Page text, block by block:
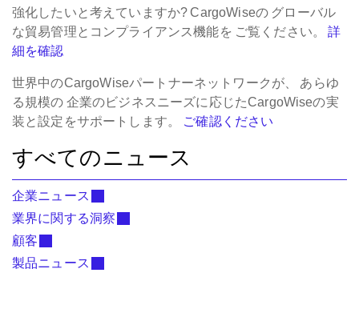
強化したいと考えていますか? CargoWiseの グローバル
な貿易管理とコンプライアンス機能を ご覧ください。
詳
細を確認
世界中のCargoWiseパートナーネットワークが、
あらゆ
る規模の 企業のビジネスニーズに応じたCargoWiseの実
装と設定をサポートします。
ご確認ください
すべてのニュース
企業ニュース
業界に関する洞察
顧客
製品ニュース